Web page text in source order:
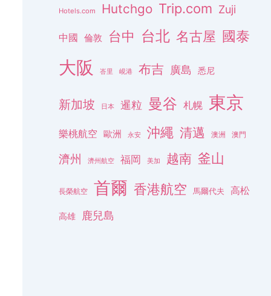
Hotels.com Hutchgo Trip.com Zuji
中國 倫敦 台中 台北 名古屋 國泰
大阪 峇里 峴港 布吉 廣島 悉尼
新加坡 日本 暹粒 曼谷 札幌 東京
樂桃航空 歐洲 永安 沖繩 清邁 澳洲 澳門
濟州 濟州航空 福岡 美加 越南 釜山
長榮航空 首爾 香港航空 馬爾代夫 高松
高雄 鹿兒島